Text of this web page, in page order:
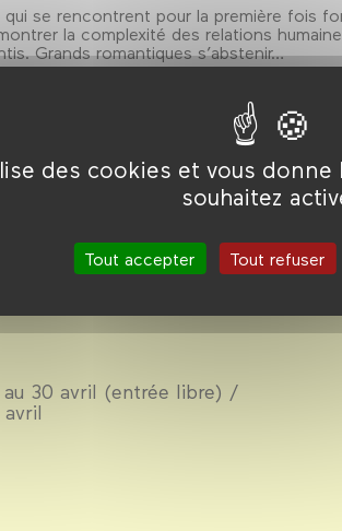
des cookies et vous donne
souhaitez
Tout accepter Tout refuser
se rencontrent pour la première fois
la complexité des relations
Grands romantiques s’abstenir…
5
au 30 avril (entrée libre) /